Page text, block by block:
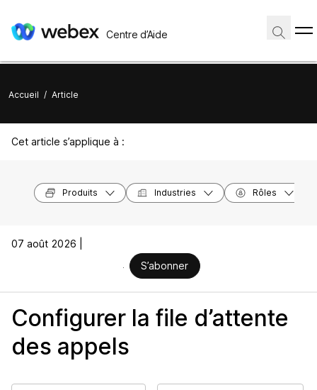
Centre d’Aide
Accueil / Article
Cet article s’applique à :
Produits Industries Rôles
07 août 2026 |
S’abonner
Configurer la file d’attente
des appels